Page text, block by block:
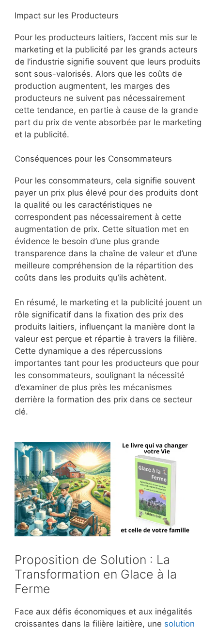
Impact sur les Producteurs
Pour les producteurs laitiers, l’accent mis sur le
marketing et la publicité par les grands acteurs
de l’industrie signifie souvent que leurs produits
sont sous-valorisés. Alors que les coûts de
production augmentent, les marges des
producteurs ne suivent pas nécessairement
cette tendance, en partie à cause de la grande
part du prix de vente absorbée par le marketing
et la publicité.
Conséquences pour les Consommateurs
Pour les consommateurs, cela signifie souvent
payer un prix plus élevé pour des produits dont
la qualité ou les caractéristiques ne
correspondent pas nécessairement à cette
augmentation de prix. Cette situation met en
évidence le besoin d’une plus grande
transparence dans la chaîne de valeur et d’une
meilleure compréhension de la répartition des
coûts dans les produits qu’ils achètent.
En résumé, le marketing et la publicité jouent un
rôle significatif dans la fixation des prix des
produits laitiers, influençant la manière dont la
valeur est perçue et répartie à travers la filière.
Cette dynamique a des répercussions
importantes tant pour les producteurs que pour
les consommateurs, soulignant la nécessité
d’examiner de plus près les mécanismes
derrière la formation des prix dans ce secteur
clé.
Proposition de Solution : La
Transformation en Glace à la
Ferme
Face aux défis économiques et aux inégalités
croissantes dans la filière laitière, une solution